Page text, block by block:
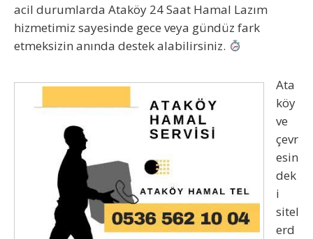
acil durumlarda Ataköy 24 Saat Hamal Lazım
hizmetimiz sayesinde gece veya gündüz fark
etmeksizin anında destek alabilirsiniz.
Ata
köy
ve
çevr
esin
dek
i
sitel
erd